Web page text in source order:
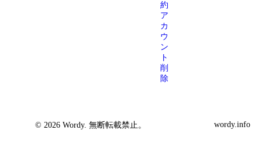
約
ア
カ
ウ
ン
ト
削
除
© 2026 Wordy. 無断転載禁止。 wordy.info